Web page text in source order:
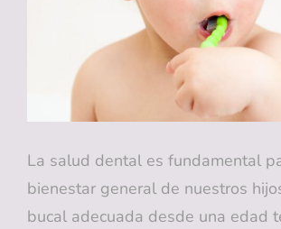
La salud dental es fundamental
bienestar general de nuestros
bucal adecuada desde una edad